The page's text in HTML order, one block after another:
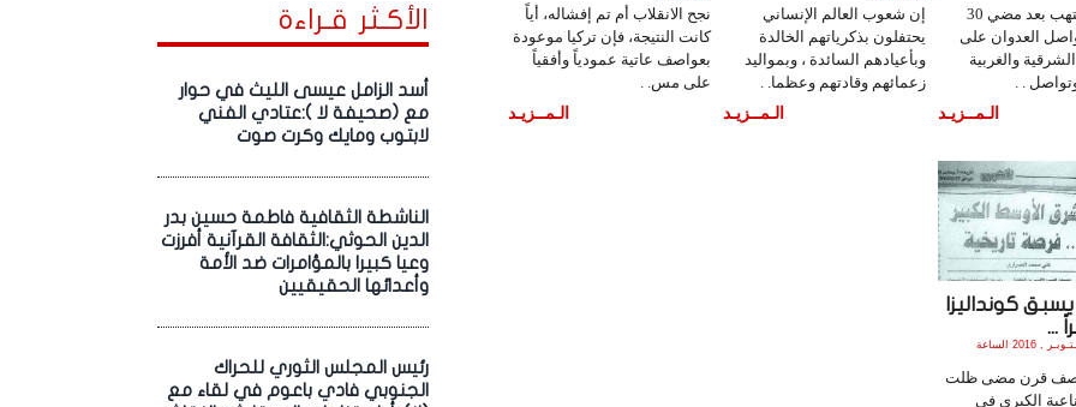
الأكـثر قـراءة
أسد الزامل عيسى الليث في حوار
مع (صحيفة لا ):عتادي الفني
لابتوب ومايك وكرت صوت
الناشطة الثقافية فاطمة حسين بدر
الدين الحوثي:الثقافة القرآنية أفرزت
وعيا كبيرا بالمؤامرات ضد الأمة
وأعدائها الحقيقيين
رئيس المجلس الثوري للحراك
الجنوبي فادي باعوم في لقاء مع
المضيق يلتهب بعد مضي 30
العدوان على
والغربية
. .
الـمــزيـد
إن شعوب العالم الإنساني
يحتفلون بذكرياتهم الخالدة
وبأعيادهم السائدة ، وبمواليد
زعمائهم وقادتهم وعظما. .
الـمــزيـد
نجح الانقلاب أم تم إفشاله، أياً
كانت النتيجة، فإن تركيا موعودة
بعواصف عاتية عمودياً وأفقياً
على مس. .
الـمــزيـد
يسبق كونداليزا
...
الأثنين , 10 أكـتـوبـر , 2016 الساعة
نصف قرن مضى ظلت
الكبرى في